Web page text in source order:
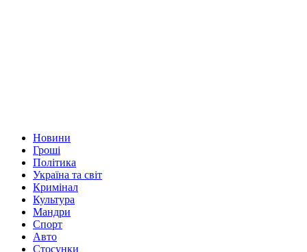
Новини
Гроші
Політика
Україна та світ
Кримінал
Культура
Мандри
Спорт
Авто
Стосунки